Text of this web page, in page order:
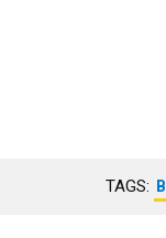
TAGS: